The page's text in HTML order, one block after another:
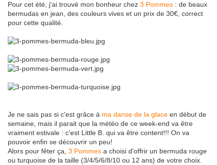
Pour cet été, j'ai trouvé mon bonheur chez 3 Pommes : de beaux
bermudas en jean, des couleurs vives et un prix de 30€, correct
pour cette qualité.
Je ne sais pas si c'est grâce à ma danse de la glace en début de
semaine, mais il parait que la météo de ce week-end va être
vraiment estivale : c'est Little B. qui va être content!!! On va
pouvoir enfin se découvrir un peu!
Alors pour fêter ça, 3 Pommes a choisi d'offrir un bermuda rouge
ou turquoise de la taille (3/4/5/6/8/10 ou 12 ans) de votre choix.